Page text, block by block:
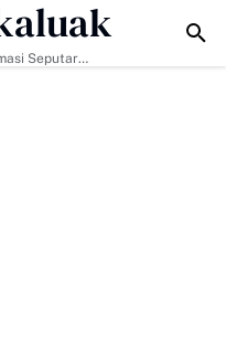
Bekali Warga Buluh
Seputar